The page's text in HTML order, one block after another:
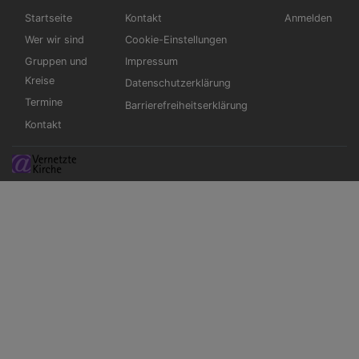
Hauptnavigation
Startseite
Wer wir sind
Gruppen und
Kreise
Termine
Kontakt
Fußbereichsmenü
Kontakt
Cookie-Einstellungen
Impressum
Datenschutzerklärung
Barrierefreiheitserklärung
Anmelden